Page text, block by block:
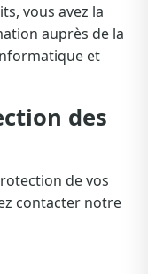
vous avez la
auprès de la
et
des
de vos
contacter notre